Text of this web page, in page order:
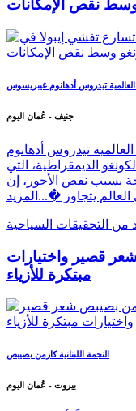
نقص الإمكانات
تيدروس أدهانوم غيبريسوس
جنيف - عُمان اليوم
تيدروس أدهانوم
الديمقراطية، التي
بسبب نقص الأجور، إن
يتجاوز �... المزيد
من التحقيقات السياحية
قصير واختيارات
مبتكرة للأزياء
النجمة اللبنانية كارمن بصيبص
بيروت - عُمان اليوم